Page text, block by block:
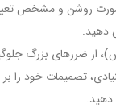
صورت روشن و مشخص
دهید.
از ضررهای بزرگ
تصمیمات خود را
دهید.